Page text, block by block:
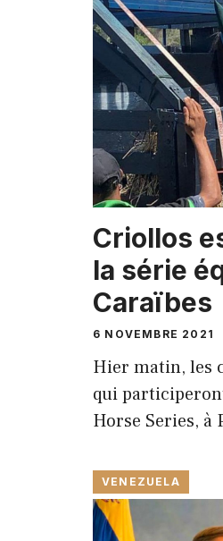
Criollos
la série
Caraïbes
6 NOVEMBRE 2021
Hier matin, les
qui
Horse Series, à
VENEZUELA